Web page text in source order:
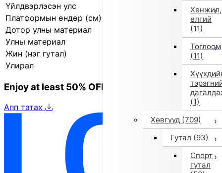
Хөнжил,
өлгий
(11)
Тоглоом
(11)
(1)
Хөвгүүд (709)
Гутал (93)
Спорт
гутал
Үйлдвэрлэсэн улс
Платформын өндөр (см)
Дотор улны материал
Улны материал
Жин (нэг гутал)
Улирал
2019 оны намар/өвөл
Enjoy at least 50% OFF Tokyo fashion
Апп татах